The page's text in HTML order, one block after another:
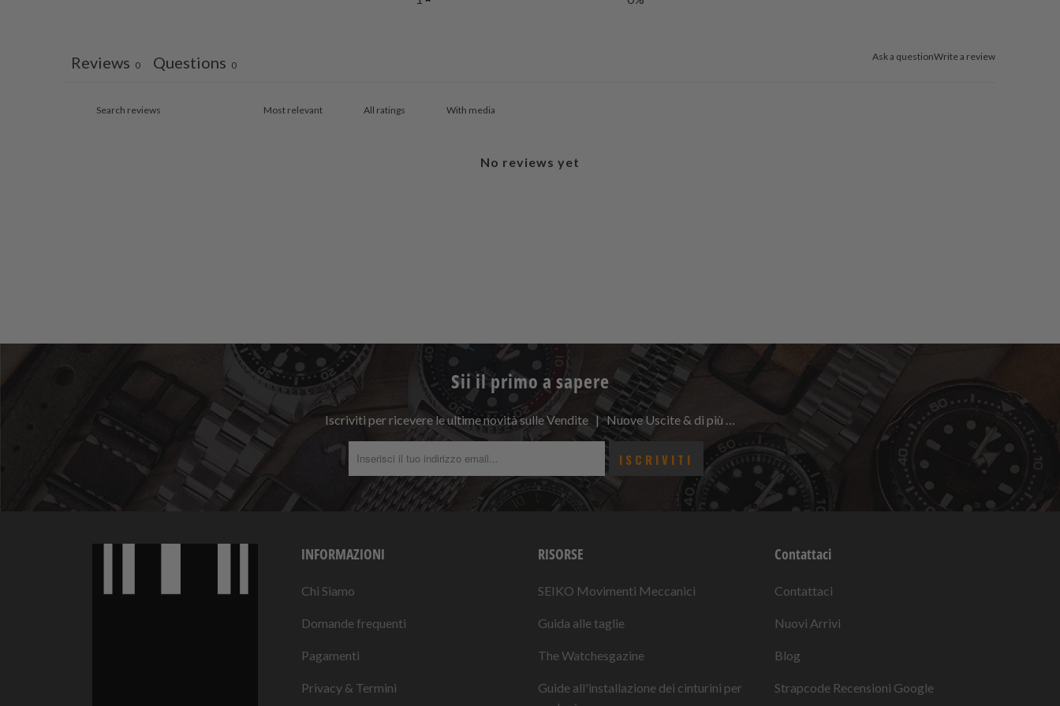
Ask a questionWrite a review
Reviews 0 Questions 0
With media
No reviews yet
Sii il primo a sapere
Iscriviti per ricevere le ultime novità sulle Vendite | Nuove Uscite & di più …
INFORMAZIONI
Chi Siamo
Domande frequenti
Pagamenti
Privacy & Termini
RISORSE
SEIKO Movimenti Meccanici
Guida alle taglie
The Watchesgazine
Guide all'installazione dei cinturini per
Contattaci
Contattaci
Nuovi Arrivi
Blog
Strapcode Recensioni Google